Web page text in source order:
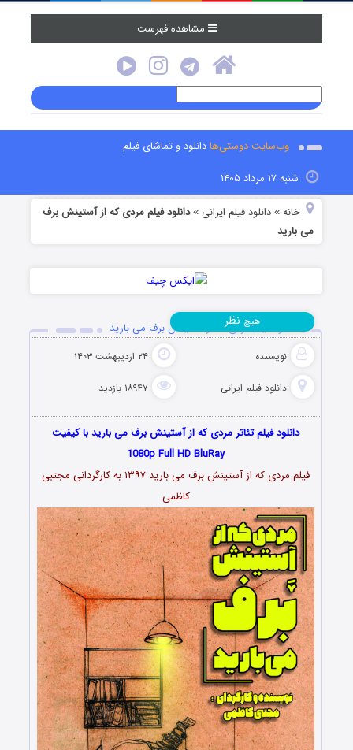
مشاهده فهرست
وب‌سایت دوستی‌هادانلود و تماشای فیلم
شنبه ۱۷ مرداد ۱۴۰۵
خانه »دانلود فیلم‌ ایرانی »دانلود فیلم مردی که از آستینش برف
می بارید
دانلود فیلم مردی که از آستینش برف می بارید
نویسنده ۲۴ اردیبهشت ۱۴۰۳
دانلود فیلم‌ ایرانی ۱۸۹۴۷ بازدید
هیچ نظر
دانلود فیلم تئاتر مردی که از آستینش برف می بارید با کیفیت
1080p Full HD BluRay
فیلم مردی که از آستینش برف می بارید ۱۳۹۷ به کارگردانی مجتبی
‌کاظمی